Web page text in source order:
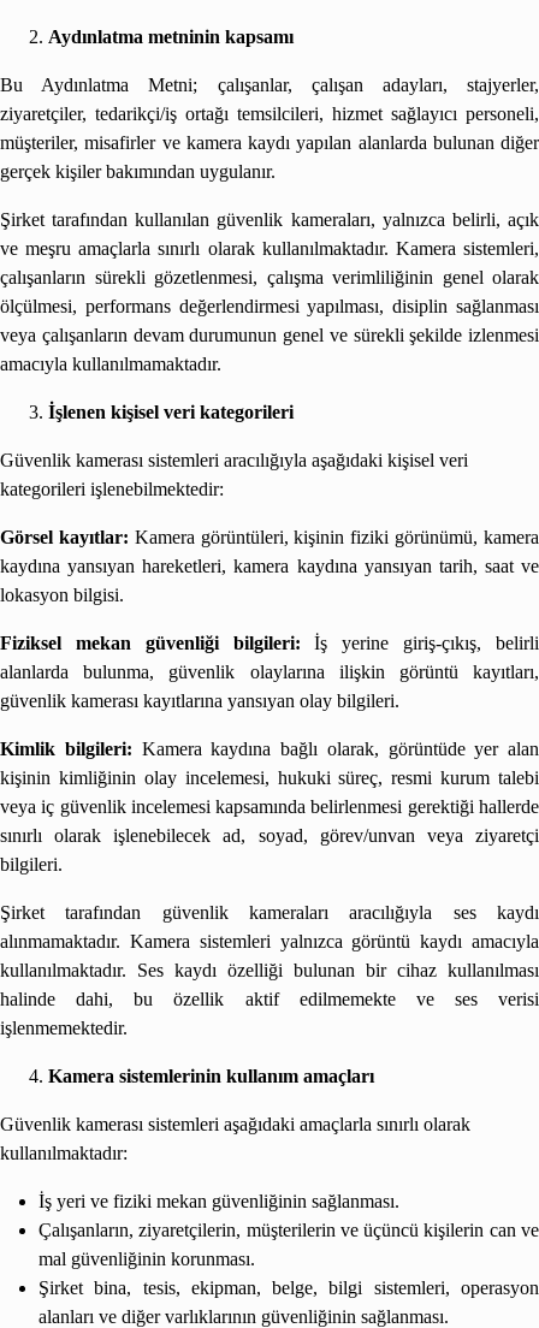
Aydınlatma metninin kapsamı
Bu Aydınlatma Metni; çalışanlar, çalışan adayları, stajyerler,
ziyaretçiler, tedarikçi/iş ortağı temsilcileri, hizmet sağlayıcı personeli,
müşteriler, misafirler ve kamera kaydı yapılan alanlarda bulunan diğer
gerçek kişiler bakımından uygulanır.
Şirket tarafından kullanılan güvenlik kameraları, yalnızca belirli, açık
ve meşru amaçlarla sınırlı olarak kullanılmaktadır. Kamera sistemleri,
çalışanların sürekli gözetlenmesi, çalışma verimliliğinin genel olarak
ölçülmesi, performans değerlendirmesi yapılması, disiplin sağlanması
veya çalışanların devam durumunun genel ve sürekli şekilde izlenmesi
amacıyla kullanılmamaktadır.
İşlenen kişisel veri kategorileri
Güvenlik kamerası sistemleri aracılığıyla aşağıdaki kişisel veri
kategorileri işlenebilmektedir:
Görsel kayıtlar: Kamera görüntüleri, kişinin fiziki görünümü, kamera
kaydına yansıyan hareketleri, kamera kaydına yansıyan tarih, saat ve
lokasyon bilgisi.
Fiziksel mekan güvenliği bilgileri: İş yerine giriş-çıkış, belirli
alanlarda bulunma, güvenlik olaylarına ilişkin görüntü kayıtları,
güvenlik kamerası kayıtlarına yansıyan olay bilgileri.
Kimlik bilgileri: Kamera kaydına bağlı olarak, görüntüde yer alan
kişinin kimliğinin olay incelemesi, hukuki süreç, resmi kurum talebi
veya iç güvenlik incelemesi kapsamında belirlenmesi gerektiği hallerde
sınırlı olarak işlenebilecek ad, soyad, görev/unvan veya ziyaretçi
bilgileri.
Şirket tarafından güvenlik kameraları aracılığıyla ses kaydı
alınmamaktadır. Kamera sistemleri yalnızca görüntü kaydı amacıyla
kullanılmaktadır. Ses kaydı özelliği bulunan bir cihaz kullanılması
halinde dahi, bu özellik aktif edilmemekte ve ses verisi
işlenmemektedir.
Kamera sistemlerinin kullanım amaçları
Güvenlik kamerası sistemleri aşağıdaki amaçlarla sınırlı olarak
kullanılmaktadır:
İş yeri ve fiziki mekan güvenliğinin sağlanması.
Çalışanların, ziyaretçilerin, müşterilerin ve üçüncü kişilerin can ve
mal güvenliğinin korunması.
Şirket bina, tesis, ekipman, belge, bilgi sistemleri, operasyon
alanları ve diğer varlıklarının güvenliğinin sağlanması.